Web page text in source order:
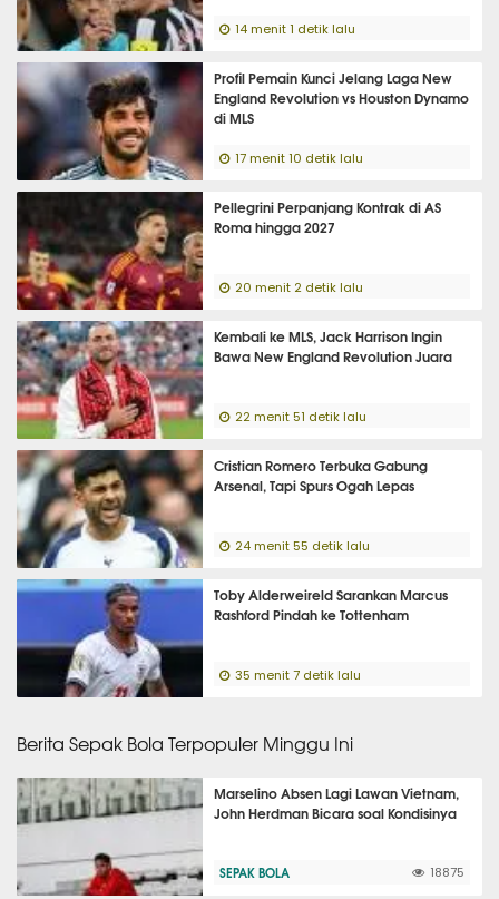
14 menit 1 detik lalu
Profil Pemain Kunci Jelang Laga New
England Revolution vs Houston Dynamo
di MLS
17 menit 10 detik lalu
Pellegrini Perpanjang Kontrak di AS
Roma hingga 2027
20 menit 2 detik lalu
Kembali ke MLS, Jack Harrison Ingin
Bawa New England Revolution Juara
22 menit 51 detik lalu
Cristian Romero Terbuka Gabung
Arsenal, Tapi Spurs Ogah Lepas
24 menit 55 detik lalu
Toby Alderweireld Sarankan Marcus
Rashford Pindah ke Tottenham
35 menit 7 detik lalu
Berita Sepak Bola Terpopuler Minggu Ini
Marselino Absen Lagi Lawan Vietnam,
John Herdman Bicara soal Kondisinya
SEPAK BOLA 18875